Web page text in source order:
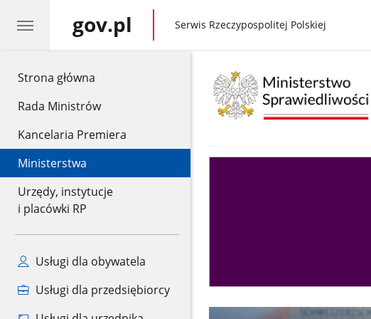
Strona główna
Rada Ministrów
Kancelaria Premiera
Ministerstwa
Urzędy, instytucje
i placówki RP
Usługi dla obywatela
Usługi dla przedsiębiorcy
gov.pl gov.pl
Serwis Rzeczypospolitej Polskiej